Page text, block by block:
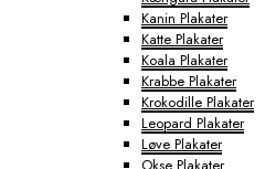
Kanin Plakater
Katte Plakater
Koala Plakater
Krabbe Plakater
Krokodille Plakater
Leopard Plakater
Løve Plakater